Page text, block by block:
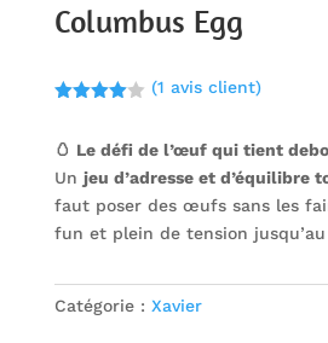
Columbus Egg
basé
notation
client
(1 avis client)
🥚 Le défi de l’œuf qui tient
Un jeu d’adresse et d’équilibre
faut poser des œufs sans les
fun et plein de tension
Catégorie : Xavier